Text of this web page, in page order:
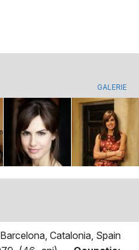
GALERIE
Catalonia, Spain